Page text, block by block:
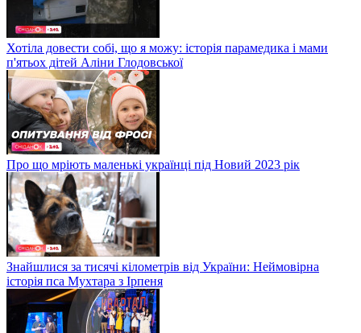
Хотіла довести собі, що я можу: історія парамедика і мами
п'ятьох дітей Аліни Глодовської
Про що мріють маленькі українці під Новий 2023 рік
Знайшлися за тисячі кілометрів від України: Неймовірна
історія пса Мухтара з Ірпеня